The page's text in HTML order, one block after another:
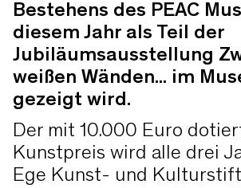
Bestehens des PEAC
diesem Jahr als Teil der
Jubiläumsausstellung
weißen Wänden... im
gezeigt wird.
Der mit 10.000 Euro
Kunstpreis wird alle drei
Ege Kunst- und